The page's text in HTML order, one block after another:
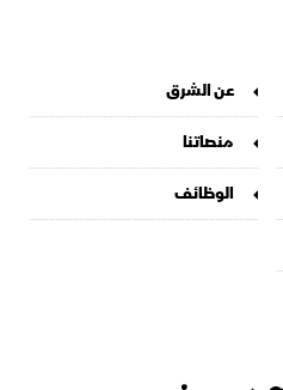
عن الشرق
منصاتنا
الوظائف